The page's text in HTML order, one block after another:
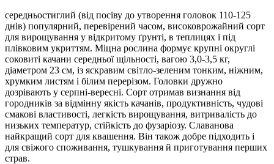
середньостиглий (від посіву до утворення головок 110-125
днів) популярний, перевірений часом, високоврожайний сорт
для вирощування у відкритому ґрунті, в теплицях і під
плівковим укриттям. Міцна рослина формує крупні округлі
соковиті качани середньої щільності, вагою 3,0-3,5 кг,
діаметром 23 см, із яскравим світло-зеленим тонким, ніжним,
хрумким листям і білим перерізом. Головки дружно
дозрівають у серпні-вересні. Сорт отримав визнання від
городників за відмінну якість качанів, продуктивність, чудові
смакові властивості, легкість вирощування, витривалість до
низьких температур, стійкість до фузаріозу. Славанова
найкращий сорт для квашення. Він також добре підходить і
для свіжого споживання, тушкування й приготування перших
страв.